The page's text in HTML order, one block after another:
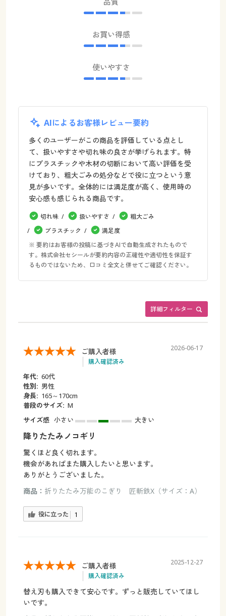
お買い得感
使いやすさ
AIによるお客様レビュー要約
多くのユーザーがこの商品を評価している点とし
て、扱いやすさや切れ味の良さが挙げられます。特
にプラスチックや木材の切断において高い評価を受
けており、粗大ごみの処分などで役に立つという意
見が多いです。全体的には満足度が高く、使用時の
安心感も感じられる商品です。
切れ味 扱いやすさ
粗大ごみ
プラスチック
満足度
※ 要約はお客様の投稿に基づきAIで自動生成されたもので
す。株式会社セシールが要約内容の正確性や適切性を保証す
るものではないため、口コミ全文と併せてご確認ください。
詳細フィルター
ご購入者様
購入確認済み
2026-06-17
年代: 60代
性別: 男性
身長: 165～170cm
普段のサイズ: M
サイズ感 小さい 大きい
降りたたみノコギリ
驚くほど良く切れます。
機会があればまた購入したいと思います。
ありがとうございました。
商品： 折りたたみ万能のこぎり 匠斬鉄X（サイズ：A）
役に立った 1
ご購入者様
購入確認済み
2025-12-27
替え刃も購入できて安心です。ずっと販売していてほし
いです。